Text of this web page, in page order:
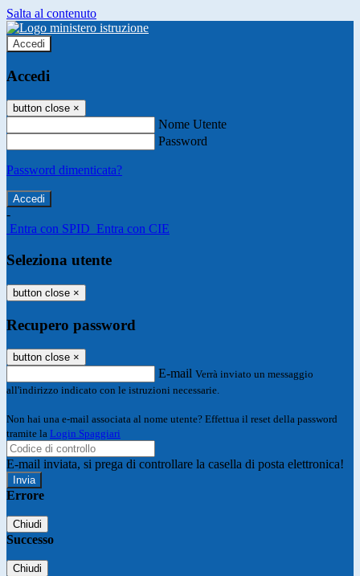
Salta al contenuto
Accedi
Accedi
button close ×
Nome Utente
Password
Password dimenticata?
-
Entra con SPID Entra con CIE
Seleziona utente
button close ×
Recupero password
button close ×
E-mail Verrà inviato un messaggio
all'indirizzo indicato con le istruzioni necessarie.
Non hai una e-mail associata al nome utente? Effettua il reset della password
tramite la Login Spaggiari
E-mail inviata, si prega di controllare la casella di posta elettronica!
Errore
Chiudi
Successo
Chiudi